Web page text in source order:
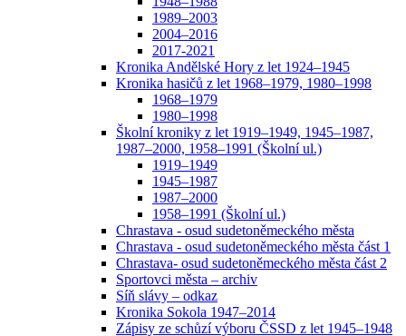
1989–2003
2004–2016
2017-2021
Kronika Andělské Hory z let 1924–1945
Kronika hasičů z let 1968–1979, 1980–1998
1968–1979
1980–1998
Školní kroniky z let 1919–1949, 1945–1987,
1987–2000, 1958–1991 (Školní ul.)
1919–1949
1945–1987
1987–2000
1958–1991 (Školní ul.)
Chrastava - osud sudetoněmeckého města
Chrastava - osud sudetoněmeckého města část 1
Chrastava- osud sudetoněmeckého města část 2
Sportovci města – archiv
Síň slávy – odkaz
Kronika Sokola 1947–2014
Zápisy ze schůzí výboru ČSSD z let 1945–1948